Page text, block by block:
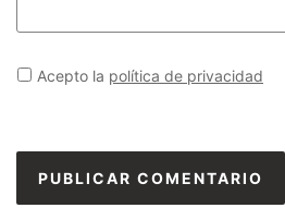
Acepto la política de privacidad